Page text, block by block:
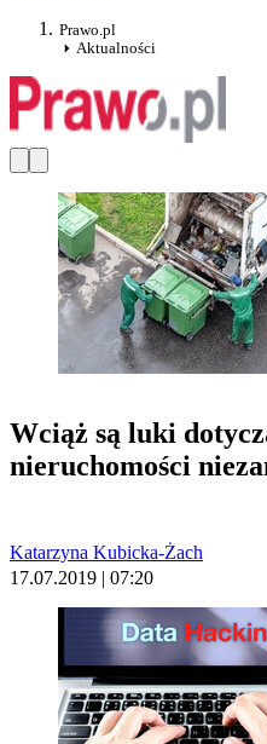
Prawo.pl
Aktualności
Wciąż są luki
nieruchomości
Katarzyna Kubicka-Żach
17.07.2019 | 07:20